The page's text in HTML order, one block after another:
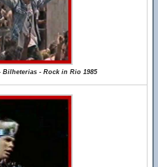
Bilheterias - Rock in Rio 1985